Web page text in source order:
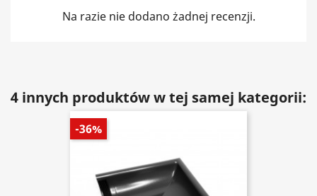
Na razie nie dodano żadnej recenzji.
4 innych produktów w tej samej kategorii:
-36%